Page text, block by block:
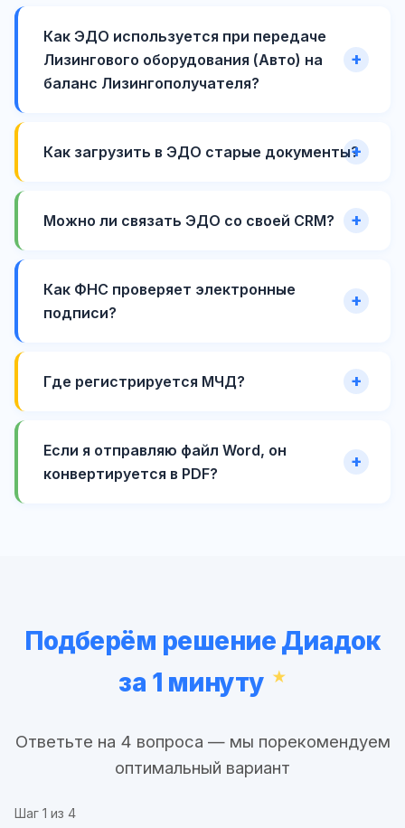
Как ЭДО используется при передаче
Лизингового оборудования (Авто) на
баланс Лизингополучателя?
Как загрузить в ЭДО старые документы?
Можно ли связать ЭДО со своей CRM?
Как ФНС проверяет электронные
подписи?
Где регистрируется МЧД?
Если я отправляю файл Word, он
конвертируется в PDF?
Подберём решение Диадок
за 1 минуту
Ответьте на 4 вопроса — мы порекомендуем
оптимальный вариант
Шаг 1 из 4